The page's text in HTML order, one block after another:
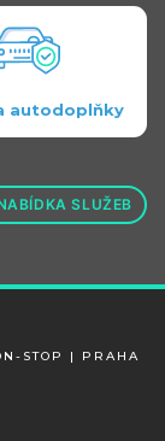
autodoplňky
SLUŽEB
STOP | PRAHA